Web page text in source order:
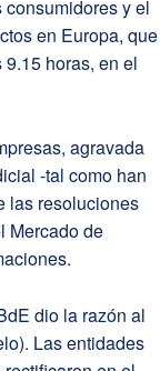
y el
en Europa, que
horas, en el
agravada
-tal como han
las resoluciones
Mercado de
dio la razón al
Las entidades